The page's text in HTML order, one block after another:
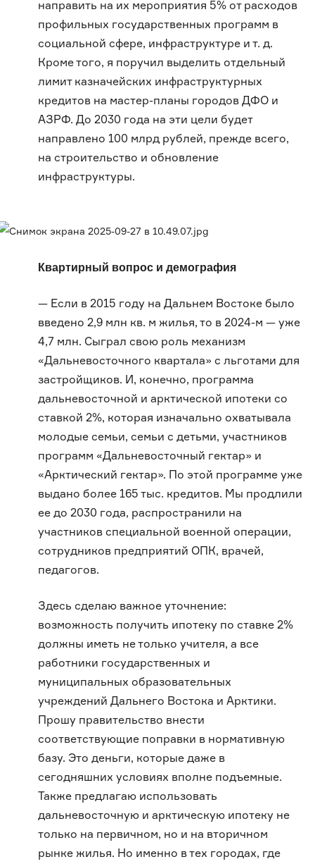
направить на их мероприятия 5% от расходов
профильных государственных программ в
социальной сфере, инфраструктуре и т. д.
Кроме того, я поручил выделить отдельный
лимит казначейских инфраструктурных
кредитов на мастер-планы городов ДФО и
АЗРФ. До 2030 года на эти цели будет
направлено 100 млрд рублей, прежде всего,
на строительство и обновление
инфраструктуры.
Квартирный вопрос и демография
— Если в 2015 году на Дальнем Востоке было
введено 2,9 млн кв. м жилья, то в 2024-м — уже
4,7 млн. Сыграл свою роль механизм
«Дальневосточного квартала» с льготами для
застройщиков. И, конечно, программа
дальневосточной и арктической ипотеки со
ставкой 2%, которая изначально охватывала
молодые семьи, семьи с детьми, участников
программ «Дальневосточный гектар» и
«Арктический гектар». По этой программе уже
выдано более 165 тыс. кредитов. Мы продлили
ее до 2030 года, распространили на
участников специальной военной операции,
сотрудников предприятий ОПК, врачей,
педагогов.
Здесь сделаю важное уточнение:
возможность получить ипотеку по ставке 2%
должны иметь не только учителя, а все
работники государственных и
муниципальных образовательных
учреждений Дальнего Востока и Арктики.
Прошу правительство внести
соответствующие поправки в нормативную
базу. Это деньги, которые даже в
сегодняшних условиях вполне подъемные.
Также предлагаю использовать
дальневосточную и арктическую ипотеку не
только на первичном, но и на вторичном
рынке жилья. Но именно в тех городах, где